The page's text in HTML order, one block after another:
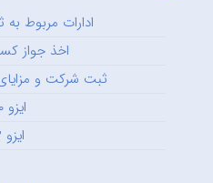
ادارات مربوط
اخذ جواز
ثبت شرکت و مزایای
ایزو ۲۲۰۰۰
ایزو ۱۰۰۰۲